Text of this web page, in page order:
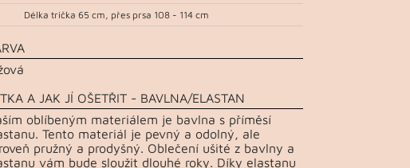
Délka trička 65 cm, přes prsa 108 - 114 cm
A JAK JÍ OŠETŘIT - BAVLNA/ELASTAN
oblíbeným materiálem je bavlna s příměsí
Tento materiál je pevný a odolný, ale
pružný a prodyšný. Oblečení ušité z bavlny a
vám bude sloužit dlouhé roky. Díky elastanu